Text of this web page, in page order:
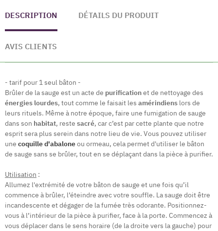
DESCRIPTION DÉTAILS DU PRODUIT
AVIS CLIENTS
- tarif pour 1 seul bâton -
Brûler de la sauge est un acte de purificationet de nettoyage des
énergies lourdes, tout comme le faisait les amérindiens lors de
leurs rituels. Même à notre époque, faire une fumigation de sauge
dans son habitat, reste sacré, car c’est par cette plante que notre
esprit sera plus serein dans notre lieu de vie. Vous pouvez utiliser
une coquille d'abaloneou ormeau, cela permet d'utiliser le bâton
de sauge sans se brûler, tout en se déplaçant dans la pièce à purifier.
Utilisation :
Allumez l'extrémité de votre bâton de sauge et une fois qu’il
commence à brûler, l’éteindre avec votre souffle. La sauge doit être
incandescente et dégager de la fumée très odorante. Positionnez-
vous à l’intérieur de la pièce à purifier, face à la porte. Commencez à
vous déplacer dans le sens horaire (de la droite vers la gauche) pour